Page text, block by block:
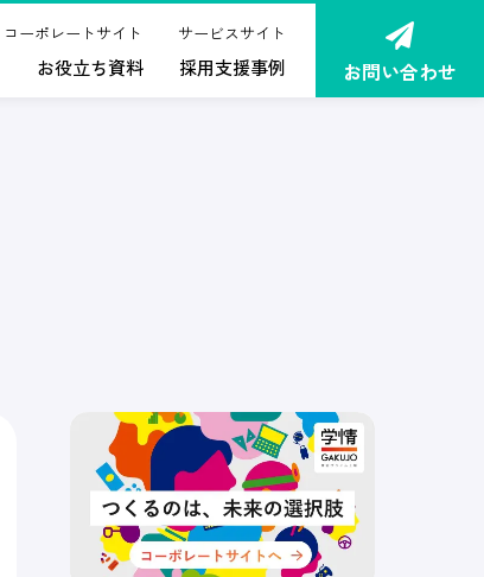
コーポレートサイト サービスサイト
お役立ち資料 採用支援事例 お問い合わせ